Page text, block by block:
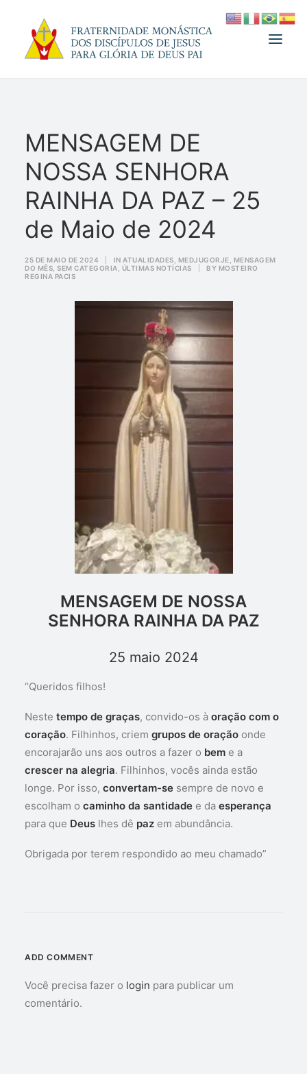
FUNDADOR
MEDJUGORJE
ESPIRITUALIDADE
ATUALIDADES
INFORMATIVO
DOAÇÃO
MENSAGEM DE
NOSSA SENHORA
RAINHA DA PAZ – 25
de Maio de 2024
25 DE MAIO DE 2024 IN ATUALIDADES MEDJUGORJE MENSAGEM
DO MÊS SEM CATEGORIA ÚLTIMAS NOTÍCIAS BY MOSTEIRO
REGINA PACIS
MENSAGEM DE NOSSA
SENHORA RAINHA DA PAZ
25 maio 2024
“Queridos filhos!
Neste tempo de graças, convido-os à oração com o
coração. Filhinhos, criem grupos de oração onde
encorajarão uns aos outros a fazer o bem e a
crescer na alegria. Filhinhos, vocês ainda estão
longe. Por isso, convertam-se sempre de novo e
escolham o caminho da santidade e da esperança
para que Deus lhes dê paz em abundância.
Obrigada por terem respondido ao meu chamado”
ADD COMMENT
Você precisa fazer o login para publicar um
comentário.